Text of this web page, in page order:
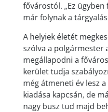
fővárostól. „Ez
már folynak a
A helyiek életét
szólva a polgármester
megállapodni a
kerület tudja
még átmeneti év lesz
kiadása kapcsán, de
nagy busz tud majd